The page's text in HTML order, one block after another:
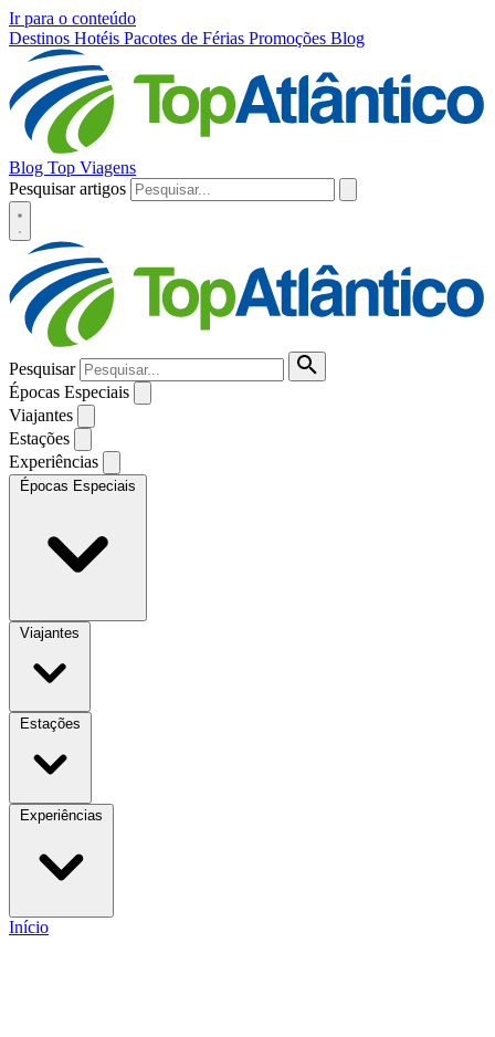
Ir para o conteúdo
Destinos Hotéis Pacotes de Férias Promoções Blog
Blog Top Viagens
Pesquisar artigos
Pesquisar
Épocas Especiais
Viajantes
Estações
Experiências
Épocas Especiais
Viajantes
Estações
Experiências
Início